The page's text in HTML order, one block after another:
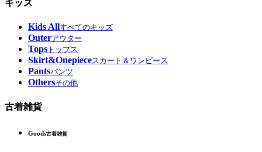
キッズ
Kids Allすべてのキッズ
Outerアウター
Tops トップス
Skirt&Onepieceスカート＆ワンピース
Pantsパンツ
Othersその他
古着雑貨
Goods古着雑貨